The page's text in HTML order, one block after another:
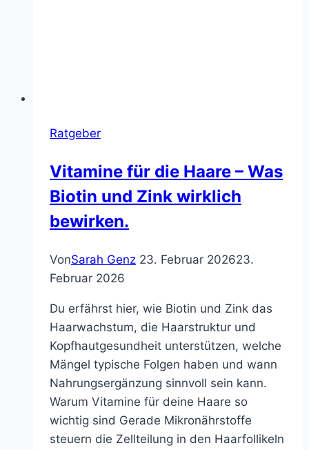
Ratgeber
Vitamine für die Haare – Was
Biotin und Zink wirklich
bewirken.
VonSarah Genz 23. Februar 202623.
Februar 2026
Du erfährst hier, wie Biotin und Zink das
Haarwachstum, die Haarstruktur und
Kopfhautgesundheit unterstützen, welche
Mängel typische Folgen haben und wann
Nahrungsergänzung sinnvoll sein kann.
Warum Vitamine für deine Haare so
wichtig sind Gerade Mikronährstoffe
steuern die Zellteilung in den Haarfollikeln